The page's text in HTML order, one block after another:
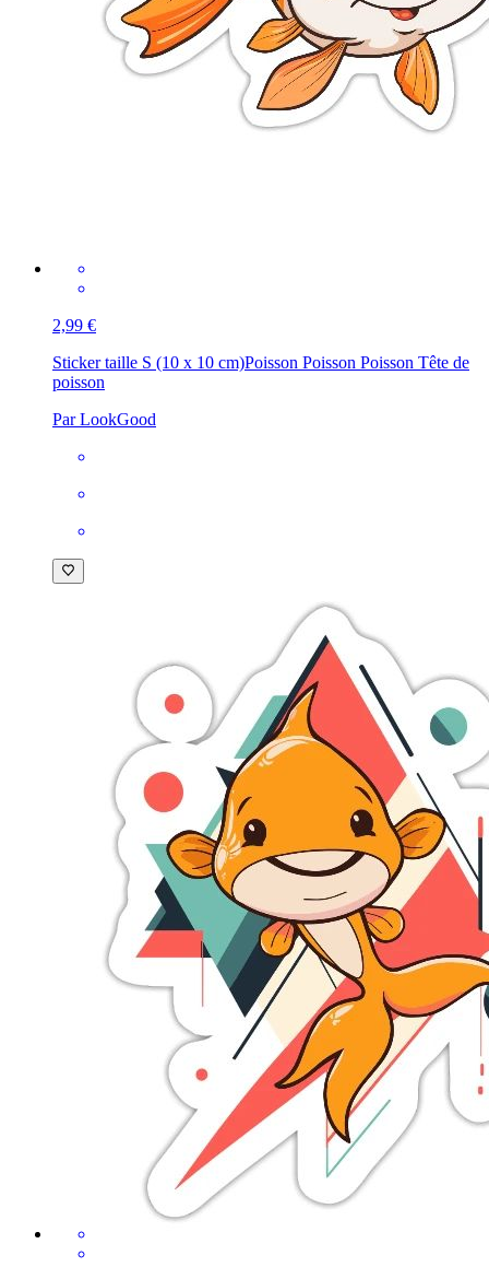
2,99 €
Sticker taille S (10 x 10 cm)Poisson Poisson Poisson Tête de
poisson
Par LookGood